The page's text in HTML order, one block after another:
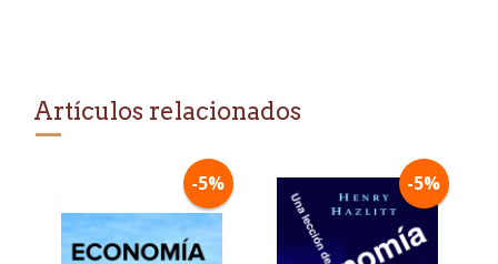
Artículos relacionados
-5% -5%